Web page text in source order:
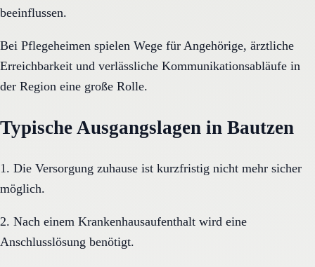
beeinflussen.
Bei Pflegeheimen spielen Wege für Angehörige, ärztliche
Erreichbarkeit und verlässliche Kommunikationsabläufe in
der Region eine große Rolle.
Typische Ausgangslagen in Bautzen
1. Die Versorgung zuhause ist kurzfristig nicht mehr sicher
möglich.
2. Nach einem Krankenhausaufenthalt wird eine
Anschlusslösung benötigt.